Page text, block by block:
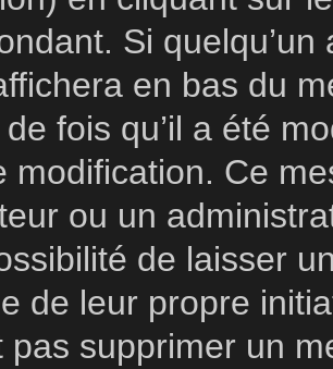
Si
en bas du
fois qu’il a été
modification. Ce
ou un
de laisser
de leur propre
pas supprimer un